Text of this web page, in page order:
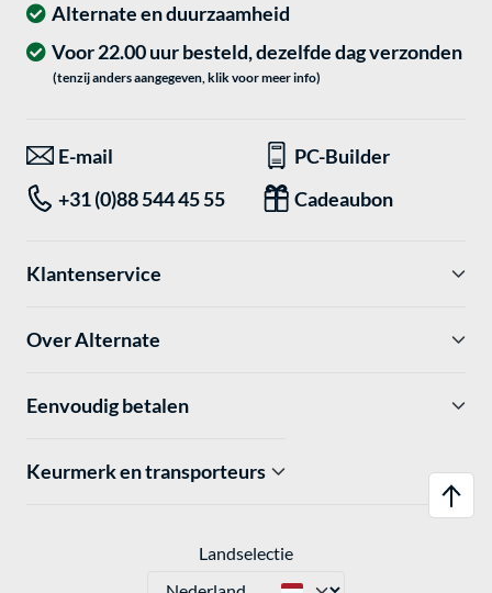
Alternate en duurzaamheid
Voor 22.00 uur besteld, dezelfde dag verzonden
(tenzij anders aangegeven, klik voor meer info)
E-mail
PC-Builder
+31 (0)88 544 45 55
Cadeaubon
Klantenservice
Over Alternate
Eenvoudig betalen
Keurmerk en transporteurs
Landselectie